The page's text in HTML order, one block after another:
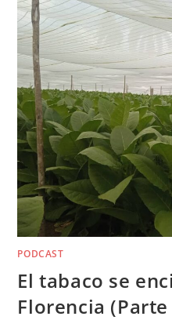
PODCAST
El tabaco se
Florencia (Parte